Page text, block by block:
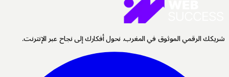
شريكك الرقمي الموثوق في المغرب. نحول أفكارك إلى نجاح عبر الإنترنت.